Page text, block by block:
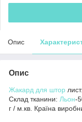
Опис
Опис
Жакард для штор
Склад тканини: Льон-
г / м.кв. Країна